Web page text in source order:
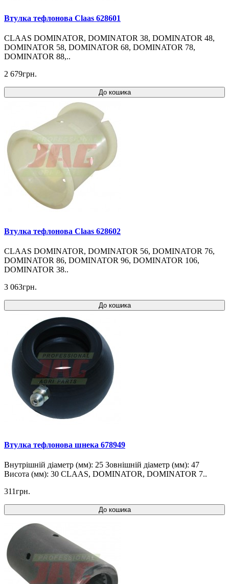
Втулка тефлонова Claas 628601
CLAAS DOMINATOR, DOMINATOR 38, DOMINATOR 48,
DOMINATOR 58, DOMINATOR 68, DOMINATOR 78,
DOMINATOR 88,..
2 679грн.
До кошика
Втулка тефлонова Claas 628602
CLAAS DOMINATOR, DOMINATOR 56, DOMINATOR 76,
DOMINATOR 86, DOMINATOR 96, DOMINATOR 106,
DOMINATOR 38..
3 063грн.
До кошика
Втулка тефлонова шнека 678949
Внутрішній діаметр (мм): 25 Зовнішній діаметр (мм): 47
Висота (мм): 30 CLAAS, DOMINATOR, DOMINATOR 7..
311грн.
До кошика